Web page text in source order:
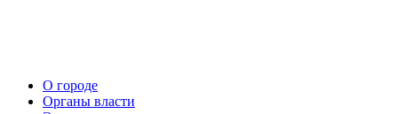
О городе
Органы власти